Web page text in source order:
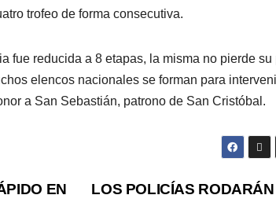
trofeo de forma consecutiva.
fue reducida a 8 etapas, la misma no pierde
elencos nacionales se forman para
a San Sebastián, patrono de San Cristóbal.
LOS POLICÍAS
EN